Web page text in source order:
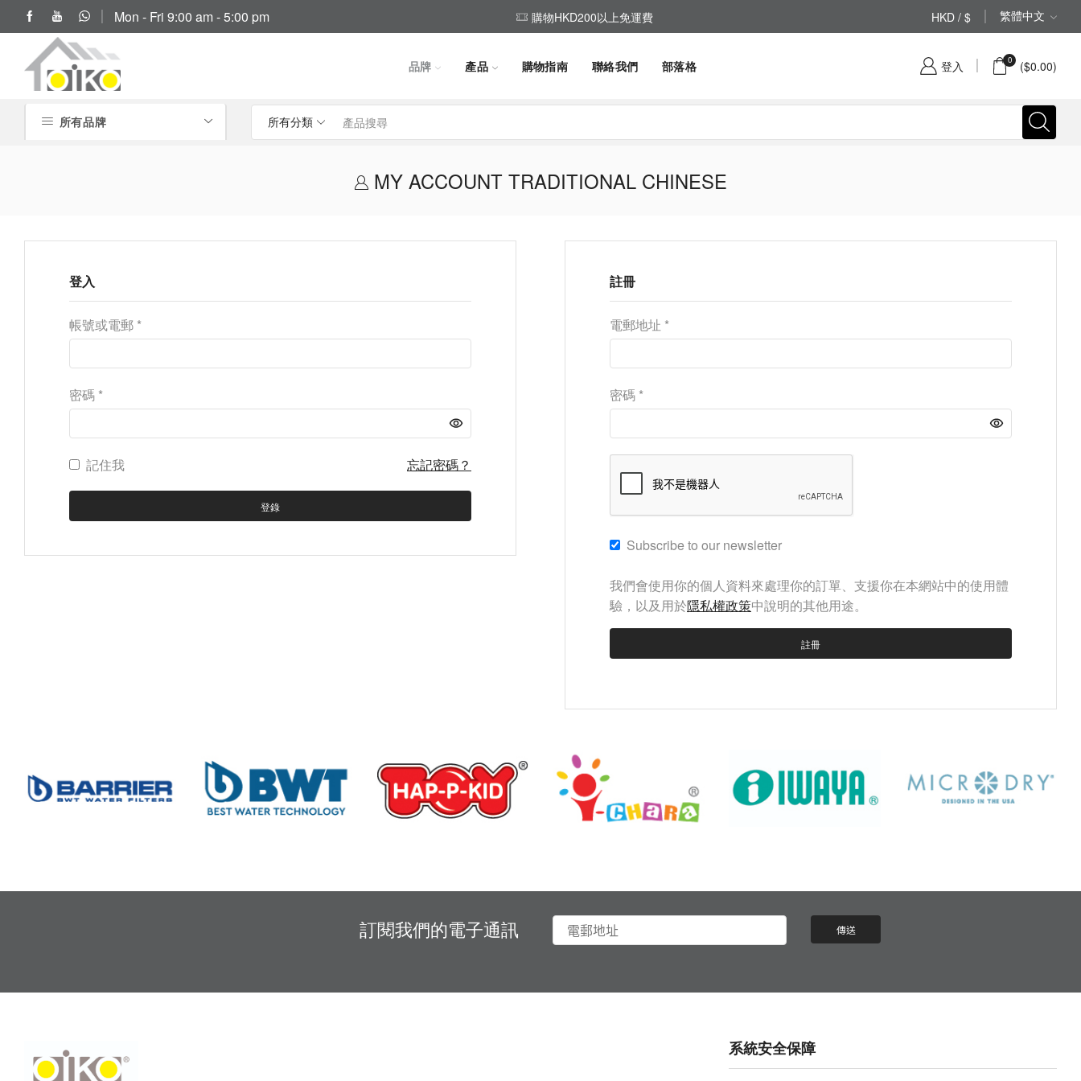
Mon - Fri 9:00 am - 5:00 pm
(852) 2797 2210 購物HKD200以上免運費 (852) 2797 2210
HKD / $ 繁體中文
品牌 產品 購物指南 聯絡我們 部落格 登入 0 ($0.00)
所有品牌
MY ACCOUNT TRADITIONAL CHINESE
登入
帳號或電郵 *
密碼 *
記住我 忘記密碼？
登錄
註冊
電郵地址 *
密碼 *
Subscribe to our newsletter
我們會使用你的個人資料來處理你的訂單、支援你在本網站中的使用體
驗，以及用於隱私權政策中說明的其他用途。
註冊
訂閱我們的電子通訊
系統安全保障